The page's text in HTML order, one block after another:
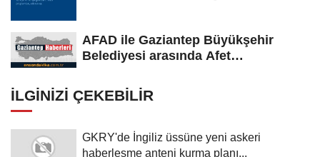
AFAD ile Gaziantep Büyükşehir
Belediyesi arasında Afet
İLGINIZI ÇEKEBILIR
GKRY'de İngiliz üssüne yeni askeri
haberleşme anteni kurma planı...